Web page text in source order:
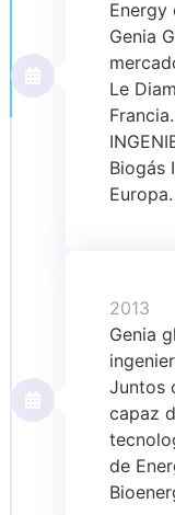
Energy
Genia
Le
Biogás
Europa.
2013
Genia
Juntos
capaz
de